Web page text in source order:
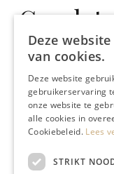
Deze
van cookies.
Deze website
gebruikerservaring
onze website te
alle cookies in
Cookiebeleid. Lees
STRIKT